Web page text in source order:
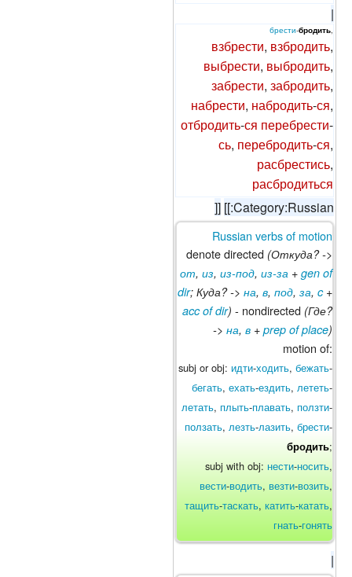
|
брести-бродить,
взбрести, взбродить,
выбрести, выбродить,
забрести, забродить,
набрести, набродить-ся,
отбродить-ся перебрести-
сь, перебродить-ся,
расбрестись,
расбродиться
]] [[:Category:Russian
Russian verbs of motion
denote directed (Откуда? ->
от, из, из-под, из-за + gen of
dir; Куда? -> на, в, под, за, c+
acc of dir) - nondirected (Где?
-> на, в + prep of place)
motion of:
subj or obj: идти-ходить, бежать-
бегать, ехать-ездить, лететь-
летать, плыть-плавать, ползти-
ползать, лезть-лазить, брести-
бродить;
subj with obj: нести-носить,
вести-водить, везти-возить,
тащить-таскать, катить-катать,
гнать-гонять
|